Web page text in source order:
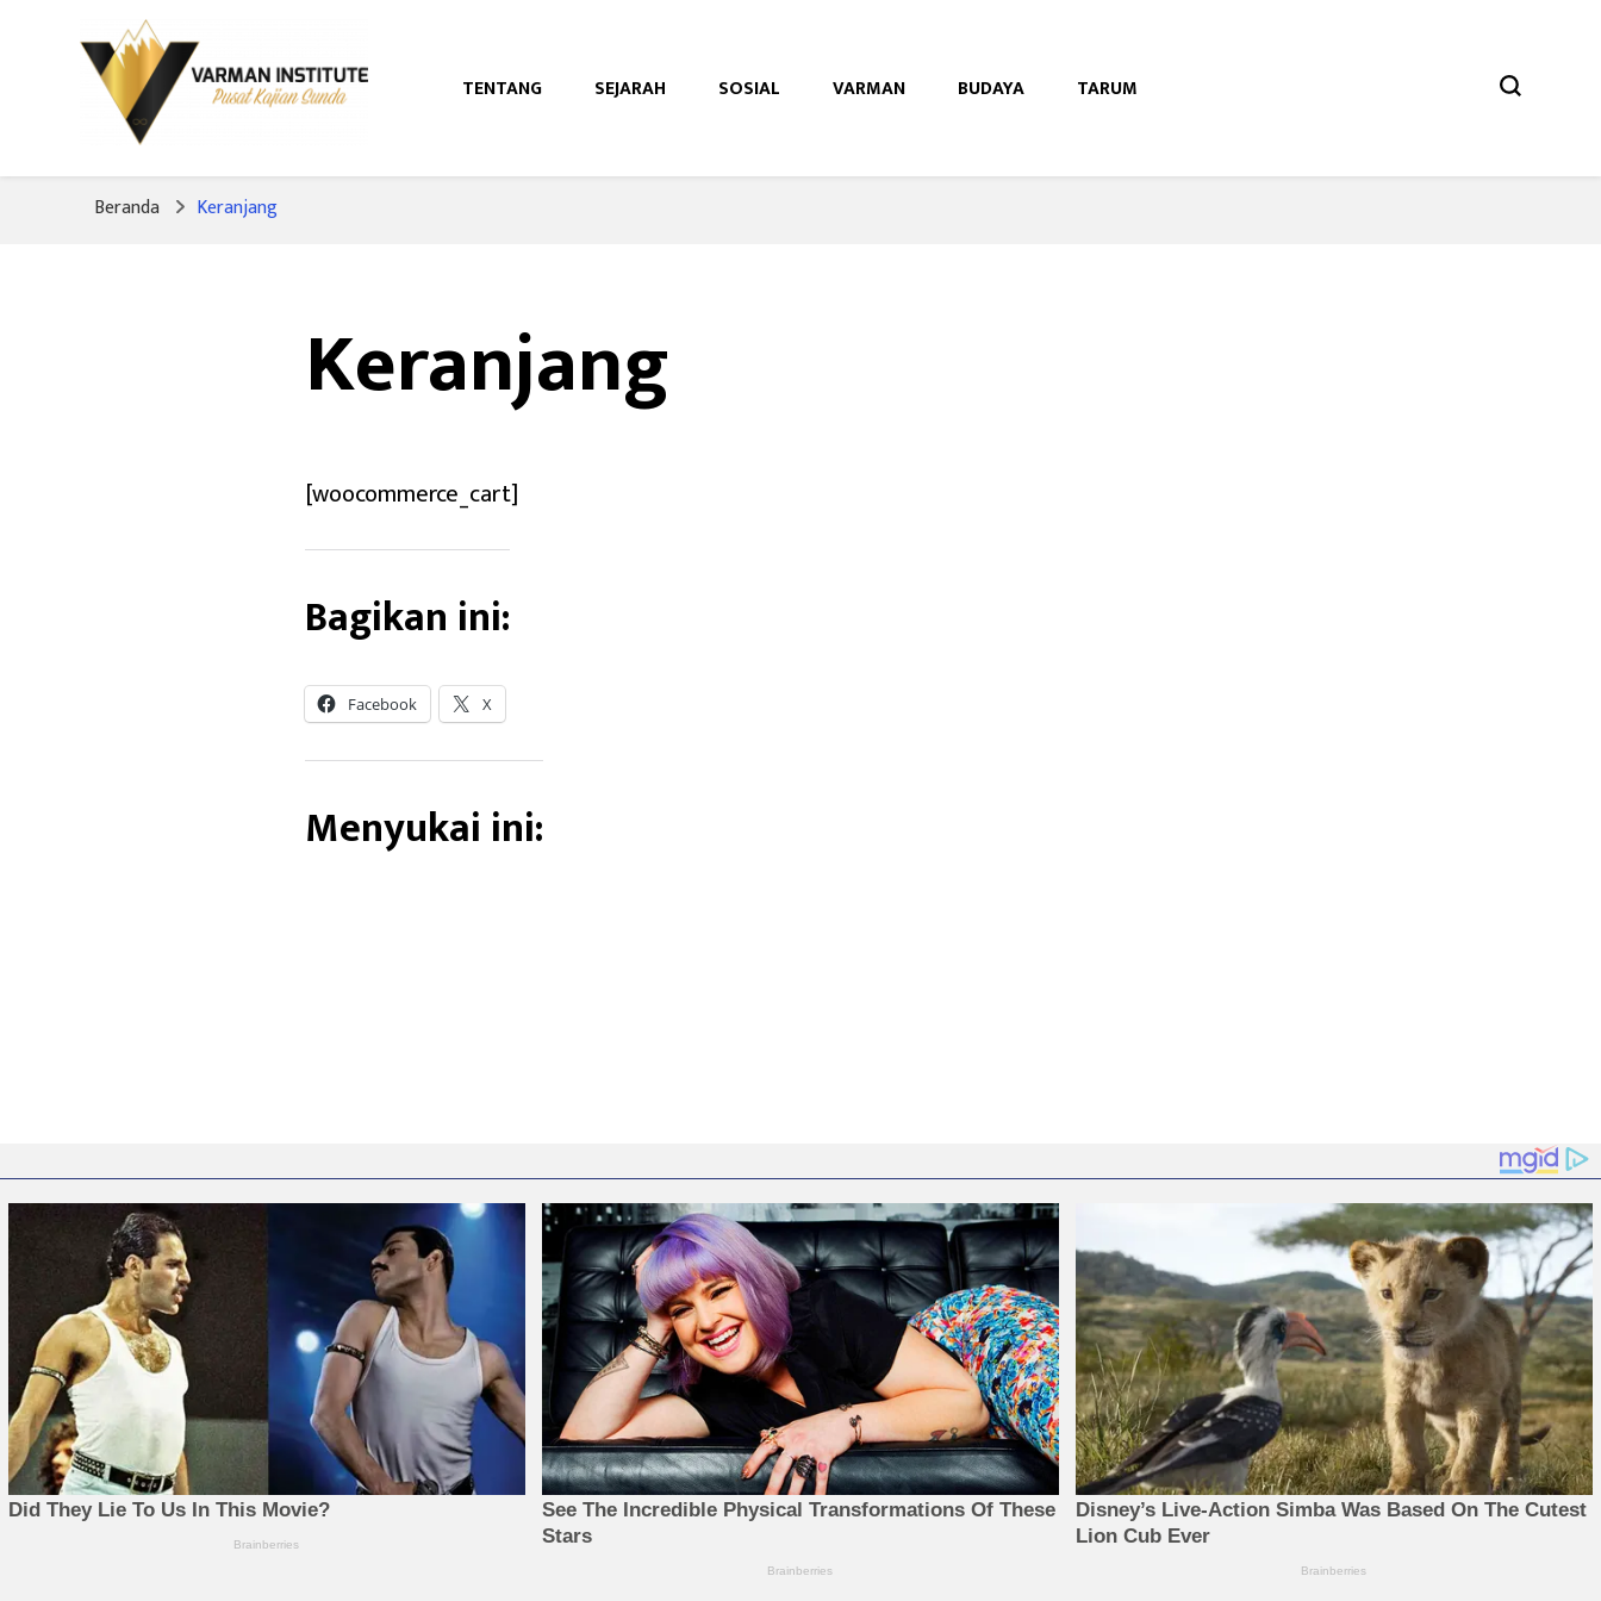
Varman Institute
Pusat Kajian Sunda
TENTANG SEJARAH SOSIAL VARMAN BUDAYA TARUM
Beranda Keranjang
Keranjang
[woocommerce_cart]
Bagikan ini:
Facebook X
Menyukai ini: